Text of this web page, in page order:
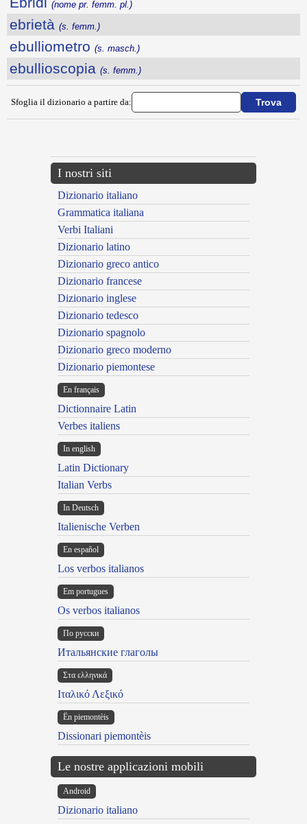
(nome pr. femm. pl.)
ebrietà (s. femm.)
ebulliometro (s. masch.)
ebullioscopia (s. femm.)
Sfoglia il dizionario a partire da:
I nostri siti
Dizionario italiano
Grammatica italiana
Verbi Italiani
Dizionario latino
Dizionario greco antico
Dizionario francese
Dizionario inglese
Dizionario tedesco
Dizionario spagnolo
Dizionario greco moderno
Dizionario piemontese
En français
Dictionnaire Latin
Verbes italiens
In english
Latin Dictionary
Italian Verbs
In Deutsch
Italienische Verben
En español
Los verbos italianos
Em portugues
Os verbos italianos
По русски
Итальянские глаголы
Στα ελληνικά
Ιταλικό Λεξικό
Ën piemontèis
Dissionari piemontèis
Le nostre applicazioni mobili
Android
Dizionario italiano